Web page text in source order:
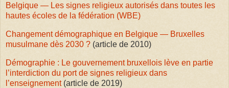
Belgique — Les signes religieux autorisés dans toutes les
hautes écoles de la fédération (WBE)
Changement démographique en Belgique — Bruxelles
musulmane dès 2030 ? (article de 2010)
Démographie : Le gouvernement bruxellois lève en partie
l’interdiction du port de signes religieux dans
l’enseignement (article de 2019)